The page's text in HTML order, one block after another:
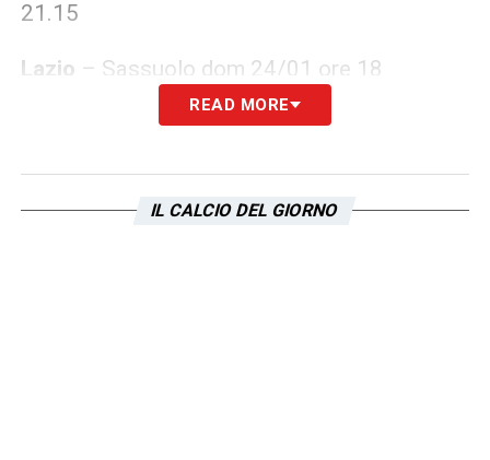
21.15
Lazio – Sassuolo dom 24/01 ore 18
Laziodom 31/01 ore 15
Lazio– Cagliari dom 7/02 ore 20.45
READ MORE
IL CALCIO DEL GIORNO